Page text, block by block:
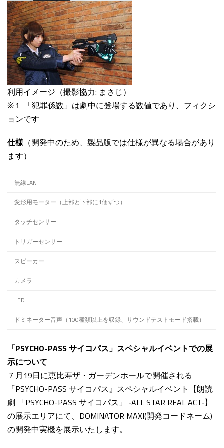
利用イメージ（撮影協力: まさじ）
※１ 「犯罪係数」は劇中に登場する数値であり、フィクシ
ョンです
仕様（開発中のため、製品版では仕様が異なる場合があり
ます）
無線LAN
変形用モーター（上部と下部に1個ずつ）
タッチセンサー
トリガーセンサー
スピーカー
カメラ
LED
ドミネーター音声（100種類以上を収録、サウンドテストモード搭載）
「PSYCHO-PASS サイコパス」スペシャルイベントでの展
示について
７月19日に恵比寿ザ・ガーデンホールで開催される
『PSYCHO-PASS サイコパス』スペシャルイベント【朗読
劇 「PSYCHO-PASS サイコパス」 ‐ALL STAR REAL ACT‐】
の展示エリアにて、DOMINATOR MAXI(開発コードネーム)
の開発中実機を展示いたします。